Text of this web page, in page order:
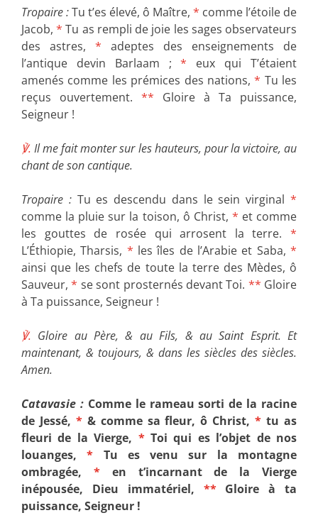
Tropaire :Tu t’es élevé, ô Maître, * comme l’étoile de
Jacob,* Tu as rempli de joie les sages observateurs
des astres, * adeptes des enseignements de
l’antique devin Barlaam ;* eux qui T’étaient
amenés comme les prémices des nations,* Tu les
reçus ouvertement. ** Gloire à Ta puissance,
Seigneur !
℣. Il me fait monter sur les hauteurs, pour la victoire, au
chant de son cantique.
Tropaire : Tu es descendu dans le sein virginal*
comme la pluie sur la toison, ô Christ, * et comme
les gouttes de rosée qui arrosent la terre. *
L’Éthiopie, Tharsis, * les îles de l’Arabie et Saba,*
ainsi que les chefs de toute la terre des Mèdes, ô
Sauveur,* se sont prosternés devant Toi. ** Gloire
à Ta puissance, Seigneur !
℣. Gloire au Père, & au Fils, & au Saint Esprit. Et
maintenant, & toujours, & dans les siècles des siècles.
Amen.
Catavasie :Comme le rameau sorti de la racine
de Jessé, *& comme sa fleur, ô Christ,* tu as
fleuri de la Vierge, *Toi qui es l’objet de nos
louanges,* Tu es venu sur la montagne
ombragée, *en t’incarnant de la Vierge
inépousée, Dieu immatériel, **Gloire à ta
puissance, Seigneur !